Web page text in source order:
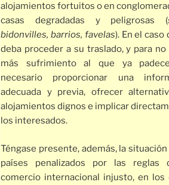
alojamientos fortuitos o en
casas degradadas y peligrosas (
bidonvilles, barrios, favelas). En el caso
deba proceder a su traslado, y para no
más sufrimiento al que ya
necesario proporcionar una
adecuada y previa, ofrecer
alojamientos dignos e implicar
los interesados.
Téngase presente, además, la
países penalizados por las reglas
comercio internacional injusto, en los